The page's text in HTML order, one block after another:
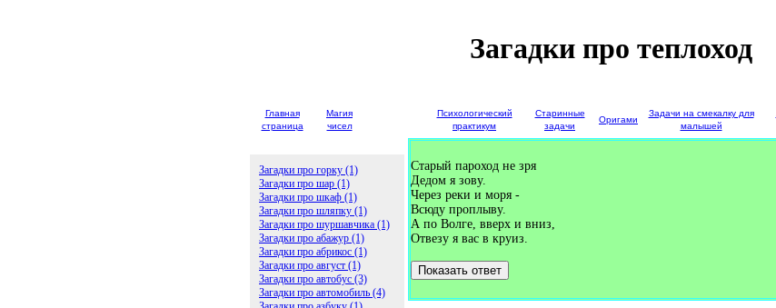
Загадки про теплоход
Главная
страница
Магия
чисел
Психологический
практикум
Старинные
задачи
Оригами
Задачи на смекалку для
малышей
Загадки про горку (1)
Загадки про шар (1)
Загадки про шкаф (1)
Загадки про шляпку (1)
Загадки про шуршавчика (1)
Загадки про абажур (1)
Загадки про абрикос (1)
Загадки про август (1)
Загадки про автобус (3)
Загадки про автомобиль (4)
Старый пароход не зря
Дедом я зову.
Через реки и моря -
Всюду проплыву.
А по Волге, вверх и вниз,
Отвезу я вас в круиз.
Показать ответ